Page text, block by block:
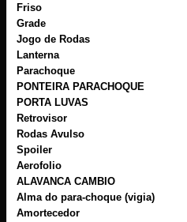
Friso
Grade
Jogo de Rodas
Lanterna
Parachoque
PONTEIRA PARACHOQUE
PORTA LUVAS
Retrovisor
Rodas Avulso
Spoiler
Aerofolio
ALAVANCA CAMBIO
Alma do para-choque (vigia)
Amortecedor